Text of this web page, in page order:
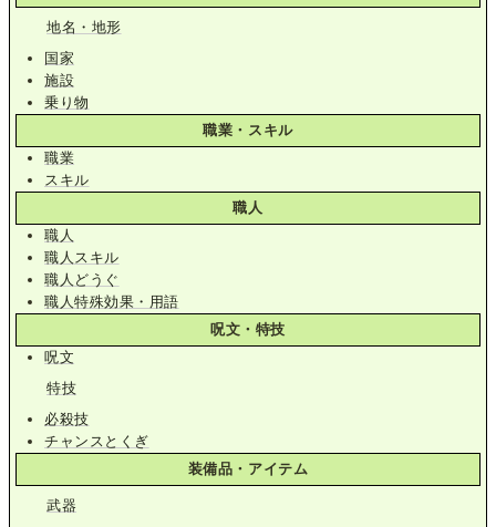
地名・地形
国家
施設
乗り物
職業・スキル
職業
スキル
職人
職人
職人スキル
職人どうぐ
職人特殊効果・用語
呪文・特技
呪文
特技
必殺技
チャンスとくぎ
装備品・アイテム
武器